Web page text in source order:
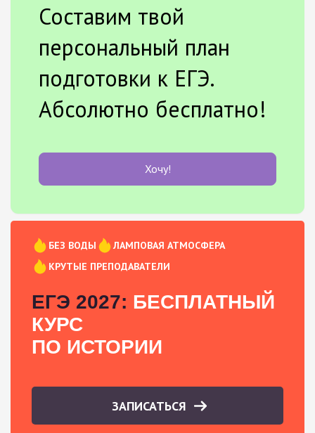
Составим твой
персональный план
подготовки к ЕГЭ.
Абсолютно бесплатно!
Хочу!
БЕЗ ВОДЫ
ЛАМПОВАЯ АТМОСФЕРА
КРУТЫЕ ПРЕПОДАВАТЕЛИ
ЕГЭ 2027: БЕСПЛАТНЫЙ
КУРС
ПО ИСТОРИИ
ЗАПИСАТЬСЯ